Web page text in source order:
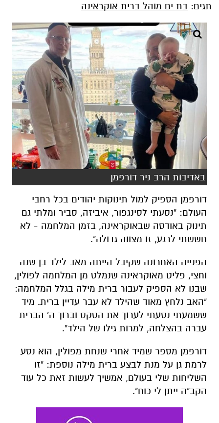
תגים: בת ים מוהל ברית אוקראינה
באדיבות הרב ניר דורפמן
דורפמן הספיק למול תינוקות יהודים בכל רחבי
העולם: "נסעתי לסינגפור, איביזה, סביר ומלתי גם
תינוק באודסה שבאוקראינה, בזמן המלחמה - לא
חששתי לרגע, זו מצווה גדולה".
הפנייה האחרונה שקיבל הייתה מאב לילד בן שנה
וחצי, פליט מאוקראינה שנמלט מן המלחמה לפולין,
שבנו לא הספיק לעבור ברית מילה בגלל המלחמה:
"האב נלחץ מאוד שהילד לא עבר עדיין ברית. מיד
ששמעתי נסעתי לערוך את הטקס וברוך ה' הברית
עברה בהצלחה, למרות גילו של הילד".
דורפמן מספר שמיד אחרי שנחת מפולין, הוא נסע
לרמת גן על מנת לבצע ברית מילה נוספת: "זו
השליחות שלי בעולם, אמשיך לעשות זאת כל עוד
הקב"ה ייתן לי כוח".